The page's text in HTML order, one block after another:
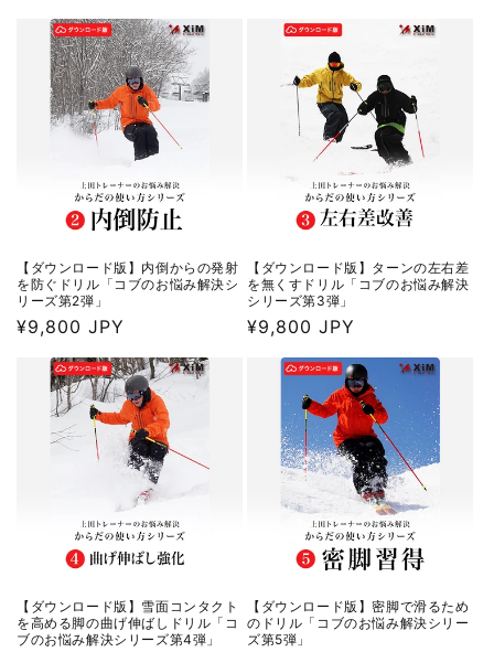
価
格
【ダウンロード版】内倒からの発射
を防ぐドリル「コブのお悩み解決シ
リーズ第2弾」
通
¥9,800 JPY
【ダウンロード版】ターンの左右差
を無くすドリル「コブのお悩み解決
シリーズ第3弾」
通
¥9,800 JPY
【ダウンロード版】雪面コンタクト
を高める脚の曲げ伸ばしドリル「コ
ブのお悩み解決シリーズ第4弾」
【ダウンロード版】密脚で滑るため
のドリル「コブのお悩み解決シリー
ズ第5弾」